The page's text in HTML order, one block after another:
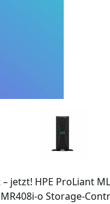
HPE ProLiant
o Storage-